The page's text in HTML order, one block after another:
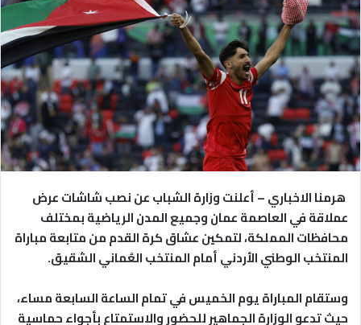
هرمنا الاخباري – أعلنت وزارة الشباب عن نصب شاشات عرض
عملاقة في العاصمة عمان وجميع المدن الرياضية بمختلف
محافظات المملكة، لتمكين عشاق كرة القدم من متابعة مباراة
المنتخب الوطني الأردني أمام المنتخب العُماني الشقيق.
وستقام المباراة يوم الخميس في تمام الساعة السابعة مساء،
حيث تدعو الوزارة الجماهير للحضور والاستمتاع بأجواء حماسية